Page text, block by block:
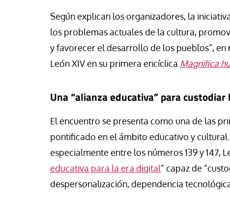
Según explican los organizadores, la
los problemas actuales de la cultura,
y favorecer el desarrollo de los pueblos”,
León XIV en su primera encíclica Magnifica
Una “alianza educativa” para
El encuentro se presenta como una de las
pontificado en el ámbito educativo y
especialmente entre los números 139 y 147,
educativa para la era digital” capaz de
despersonalización, dependencia